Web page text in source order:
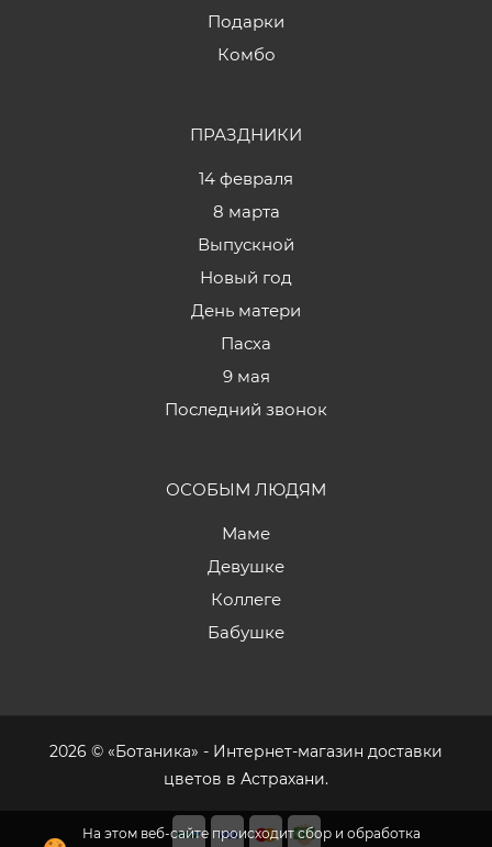
На этом веб-сайте происходит сбор и обработка
Подарки
Комбо
ПРАЗДНИКИ
14 февраля
8 марта
Выпускной
Новый год
День матери
Пасха
9 мая
Последний звонок
ОСОБЫМ ЛЮДЯМ
Маме
Девушке
Коллеге
Бабушке
2026 © «Ботаника» - Интернет-магазин доставки
цветов в Астрахани.